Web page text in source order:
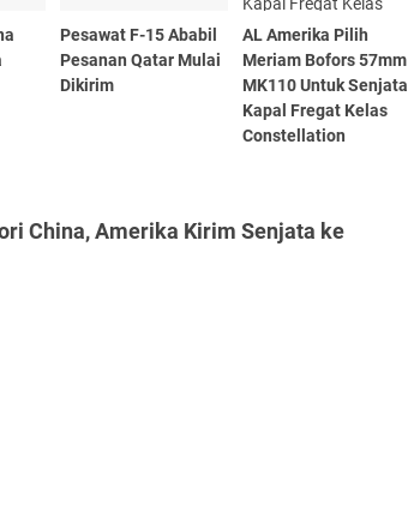
Pesawat F-15 Ababil
Pesanan Qatar Mulai
Dikirim
AL Amerika Pilih
Meriam Bofors 57mm
MK110 Untuk Senjata
Kapal Fregat Kelas
Constellation
China, Amerika Kirim Senjata ke